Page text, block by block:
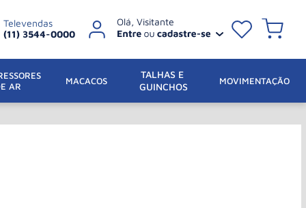
Televendas
(11) 3544-0000
AR
MACACOS
TALHAS E
GUINCHOS
MOVIMENTAÇÃO